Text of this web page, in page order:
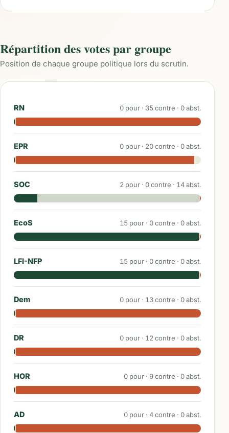
Répartition des votes par groupe
Position de chaque groupe politique lors du scrutin.
RN 0 pour · 35contre · 0abst.
EPR 0 pour · 20contre · 0abst.
SOC 2 pour · 0contre · 14abst.
EcoS 15 pour · 0contre · 0abst.
LFI-NFP 15 pour · 0contre · 0abst.
Dem 0 pour · 13contre · 0abst.
DR 0 pour · 12 contre · 0abst.
HOR 0 pour · 9contre · 0abst.
AD 0 pour · 4contre · 0abst.